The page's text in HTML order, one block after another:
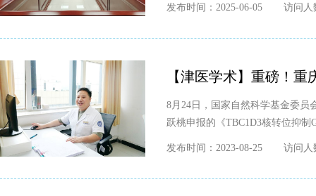
发布时间：2025-06-05 访问人
【津医学术】重磅！
8月24日，国家自然科学基金委员
跃桃申报的《TBC1D3核转位抑制
发布时间：2023-08-25 访问人